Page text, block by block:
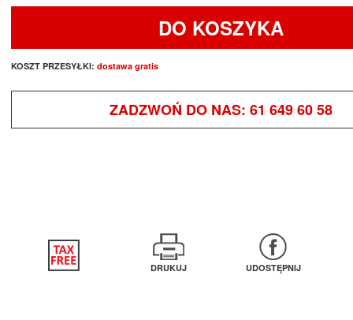
DO KOSZYKA
KOSZT PRZESYŁKI: dostawa gratis
ZADZWOŃ DO NAS: 61 649 60 58
DRUKUJ UDOSTĘPNIJ